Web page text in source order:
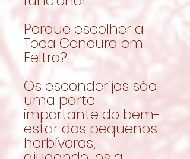
Porque escolher a
Toca Cenoura em
Feltro?
Os esconderijos são
uma parte
importante do bem-
estar dos pequenos
herbívoros,